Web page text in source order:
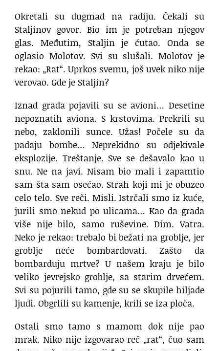
Okretali su dugmad na radiju. Čekali su
Staljinov govor. Bio im je potreban njegov
glas. Međutim, Staljin je ćutao. Onda se
oglasio Molotov. Svi su slušali. Molotov je
rekao: „Rat“. Uprkos svemu, još uvek niko nije
verovao. Gde je Staljin?
Iznad grada pojavili su se avioni… Desetine
nepoznatih aviona. S krstovima. Prekrili su
nebo, zaklonili sunce. Užas! Počele su da
padaju bombe… Neprekidno su odjekivale
eksplozije. Treštanje. Sve se dešavalo kao u
snu. Ne na javi. Nisam bio mali i zapamtio
sam šta sam osećao. Strah koji mi je obuzeo
celo telo. Sve reči. Misli. Istrčali smo iz kuće,
jurili smo nekud po ulicama… Kao da grada
više nije bilo, samo ruševine. Dim. Vatra.
Neko je rekao: trebalo bi bežati na groblje, jer
groblje neće bombardovati. Zašto da
bombarduju mrtve? U našem kraju je bilo
veliko jevrejsko groblje, sa starim drvećem.
Svi su pojurili tamo, gde su se skupile hiljade
ljudi. Obgrlili su kamenje, krili se iza ploča.
Ostali smo tamo s mamom dok nije pao
mrak. Niko nije izgovarao reč „rat“, čuo sam